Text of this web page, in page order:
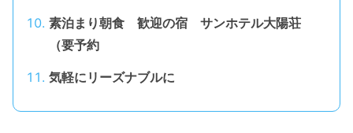
素泊まり朝食 歓迎の宿 サンホテル大陽荘
（要予約
気軽にリーズナブルに